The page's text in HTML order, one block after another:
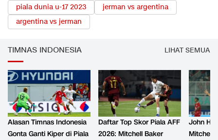
piala dunia u-17 2023
jerman vs argentina
argentina vs jerman
TIMNAS INDONESIA LIHAT SEMUA
Alasan Timnas Indonesia
Gonta Ganti Kiper di Piala
Daftar Top Skor Piala AFF
2026: Mitchell Baker
John
Mitchell